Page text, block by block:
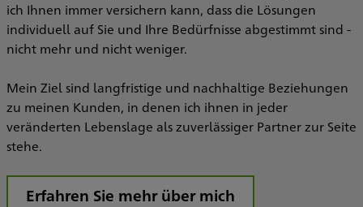
ich Ihnen immer versichern kann, dass die Lösungen
individuell auf Sie und Ihre Bedürfnisse abgestimmt sind -
nicht mehr und nicht weniger.
Mein Ziel sind langfristige und nachhaltige Beziehungen
zu meinen Kunden, in denen ich ihnen in jeder
veränderten Lebenslage als zuverlässiger Partner zur Seite
stehe.
Erfahren Sie mehr über mich